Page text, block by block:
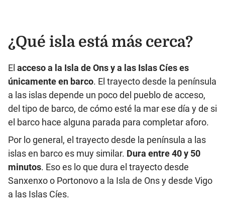
¿Qué isla está más cerca?
El acceso a la Isla de Ons y a las Islas Cíes es
únicamente en barco. El trayecto desde la península
a las islas depende un poco del pueblo de acceso,
del tipo de barco, de cómo esté la mar ese día y de si
el barco hace alguna parada para completar aforo.
Por lo general, el trayecto desde la península a las
islas en barco es muy similar. Dura entre 40 y 50
minutos. Eso es lo que dura el trayecto desde
Sanxenxo o Portonovo a la Isla de Ons y desde Vigo
a las Islas Cíes.